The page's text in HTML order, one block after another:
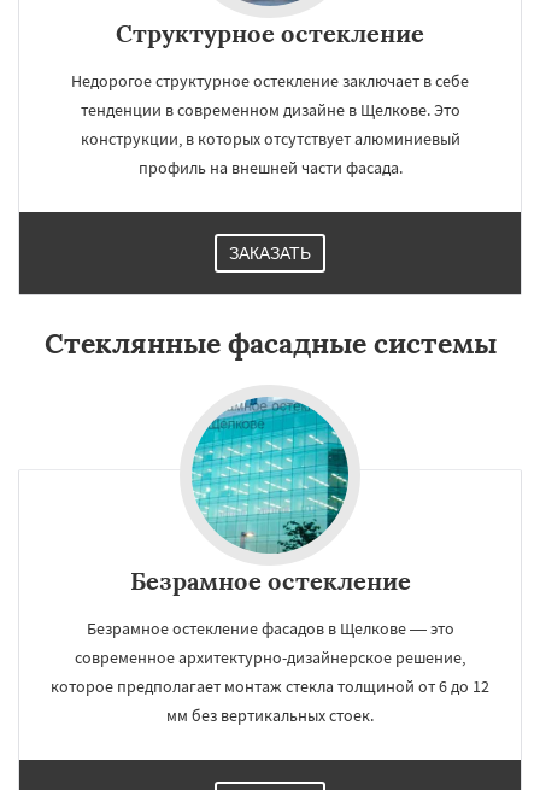
Структурное остекление
Недорогое структурное остекление заключает в себе
тенденции в современном дизайне в Щелкове. Это
конструкции, в которых отсутствует алюминиевый
профиль на внешней части фасада.
ЗАКАЗАТЬ
Стеклянные фасадные системы
Безрамное остекление
Безрамное остекление фасадов в Щелкове — это
современное архитектурно-дизайнерское решение,
которое предполагает монтаж стекла толщиной от 6 до 12
мм без вертикальных стоек.